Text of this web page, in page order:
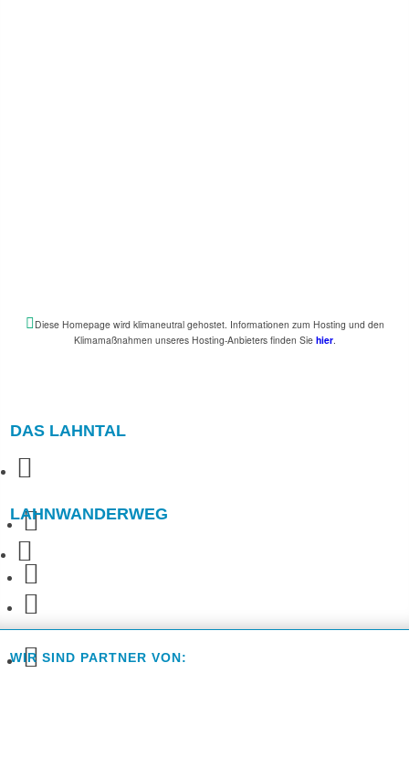
Diese Homepage wird klimaneutral gehostet. Informationen zum Hosting und den
Klimamaßnahmen unseres Hosting-Anbieters finden Sie hier.
DAS LAHNTAL
LAHNWANDERWEG
WIR SIND PARTNER VON: